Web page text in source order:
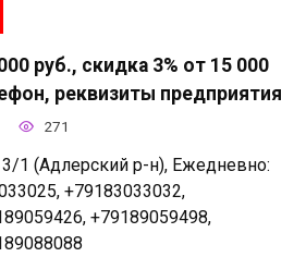
руб., скидка 3% от 15 000
реквизиты предприятия
271
1 (Адлерский р-н), Ежедневно:
+79183033032,
+79189059498,